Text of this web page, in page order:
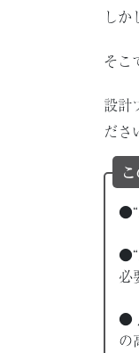
しか
そこ
設計
ださ
●“
必
●
の